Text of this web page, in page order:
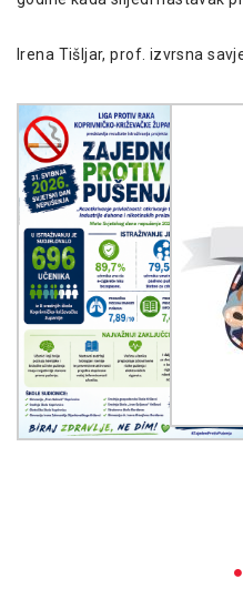
Irena Tišljar, prof. izvrsna